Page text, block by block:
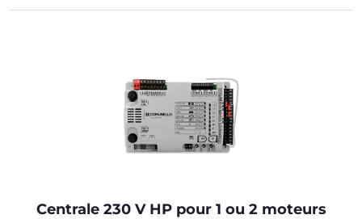
Centrale 230 V HP pour 1 ou 2 moteurs